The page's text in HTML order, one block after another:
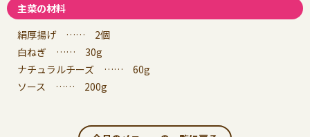
主菜の材料
絹厚揚げ …… 2個
白ねぎ …… 30g
ナチュラルチーズ …… 60g
ソース …… 200g